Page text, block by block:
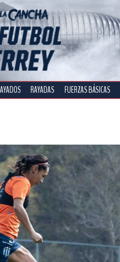
RAYADAS FUERZAS BÁSICAS